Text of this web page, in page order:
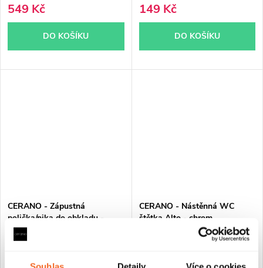
549 Kč
DO KOŠÍKU
149 Kč
DO KOŠÍKU
CERANO - Zápustná
polička/nika do obkladu -
černá matná - 60x30x10 cm
CERANO - Nástěnná WC
štětka Alto - chrom